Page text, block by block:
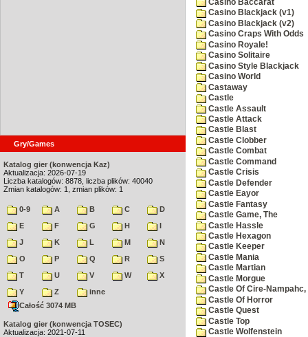
Gry/Games
Katalog gier (konwencja Kaz)
Aktualizacja: 2026-07-19
Liczba katalogów: 8878, liczba plików: 40040
Zmian katalogów: 1, zmian plików: 1
0-9 A B C
D
E
F G H
I
J
K L M
N
O
P Q R
S
T
U V W
X
Y
Z
inne
Całość 3074 MB
Katalog gier (konwencja TOSEC)
Aktualizacja: 2021-07-11
Casino Baccarat
Casino Blackjack (v1)
Casino Blackjack (v2)
Casino Craps With Odds
Casino Royale!
Casino Solitaire
Casino Style Blackjack
Casino World
Castaway
Castle
Castle Assault
Castle Attack
Castle Blast
Castle Clobber
Castle Combat
Castle Command
Castle Crisis
Castle Defender
Castle Eayor
Castle Fantasy
Castle Game, The
Castle Hassle
Castle Hexagon
Castle Keeper
Castle Mania
Castle Martian
Castle Morgue
Castle Of Cire-Nampahc,
Castle Of Horror
Castle Quest
Castle Top
Castle Wolfenstein